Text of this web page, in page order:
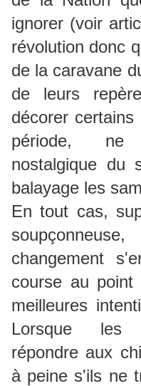
ignorer (voir
révolution donc
de la caravane
de leurs
décorer
période, ne
nostalgique du
balayage les
En tout cas,
changement
course au point
meilleures
Lorsque les
répondre aux
à peine s'ils ne